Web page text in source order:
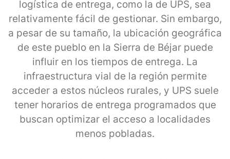
logística de entrega, como la de UPS, sea
relativamente fácil de gestionar. Sin embargo,
a pesar de su tamaño, la ubicación geográfica
de este pueblo en la Sierra de Béjar puede
influir en los tiempos de entrega. La
infraestructura vial de la región permite
acceder a estos núcleos rurales, y UPS suele
tener horarios de entrega programados que
buscan optimizar el acceso a localidades
menos pobladas.